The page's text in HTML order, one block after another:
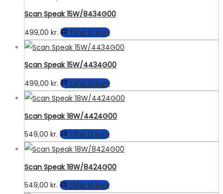
Scan Speak 15W/8434G00
499,00 kr. Tilføj til kurv
Scan Speak 15W/4434G00
499,00 kr. Tilføj til kurv
Scan Speak 18W/4424G00
549,00 kr. Tilføj til kurv
Scan Speak 18W/8424G00
549,00 kr. Tilføj til kurv